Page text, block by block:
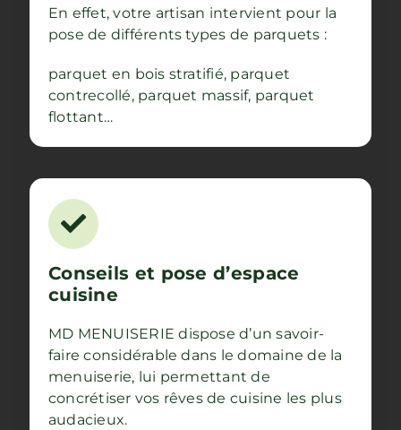
En effet, votre artisan intervient pour la
pose de différents types de parquets :
parquet en bois stratifié, parquet
contrecollé, parquet massif, parquet
flottant…
Conseils et pose d’espace
cuisine
MD MENUISERIE dispose d’un savoir-
faire considérable dans le domaine de la
menuiserie, lui permettant de
concrétiser vos rêves de cuisine les plus
audacieux.